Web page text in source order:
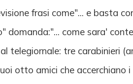
frasi come"... e basta
domanda:"... come sara'
telegiornale: tre carabinieri
otto amici che